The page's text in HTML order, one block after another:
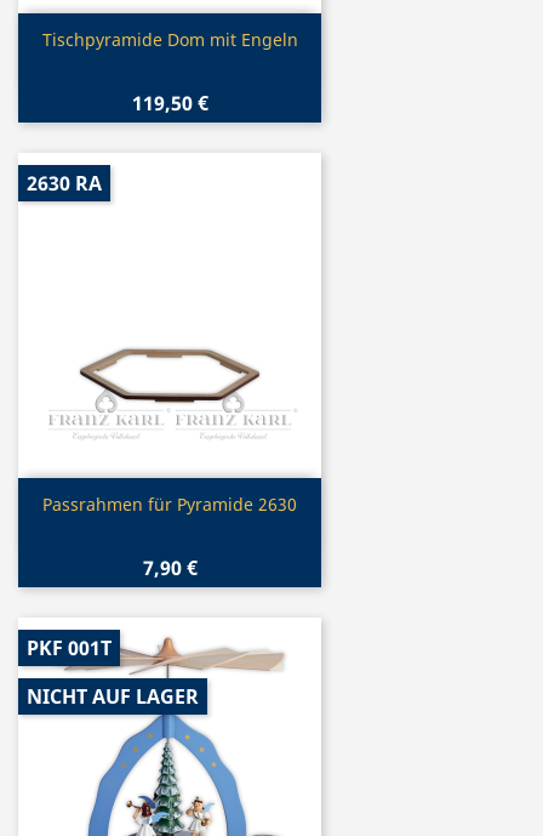
Vorschau
Tischpyramide Dom mit Engeln
119,50 €
Vorschau
Passrahmen für Pyramide 2630
7,90 €
2630 RA
PKF 001T
NICHT AUF LAGER